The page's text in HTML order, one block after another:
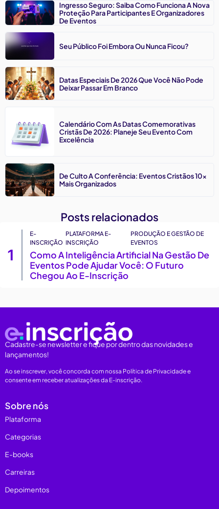
Ingresso Seguro: Saiba Como Funciona A Nova
Proteção Para Participantes E Organizadores
De Eventos
Seu Público Foi Embora Ou Nunca Ficou?
Datas Especiais De 2026 Que Você Não Pode
Deixar Passar Em Branco
Calendário Com As Datas Comemorativas
Cristãs De 2026: Planeje Seu Evento Com
Excelência
De Culto A Conferência: Eventos Cristãos 10x
Mais Organizados
Posts relacionados
1
E-
INSCRIÇÃO
PLATAFORMA E-
INSCRIÇÃO
PRODUÇÃO E GESTÃO DE
EVENTOS
Como A Inteligência Artificial Na Gestão De
Eventos Pode Ajudar Você: O Futuro
Chegou Ao E-Inscrição
Cadastre-se newsletter e fique por dentro das novidades e
lançamentos!
Ao se inscrever, você concorda com nossa Política de Privacidade e
consente em receber atualizações da E-inscrição.
Sobre nós
Plataforma
Categorias
E-books
Carreiras
Depoimentos